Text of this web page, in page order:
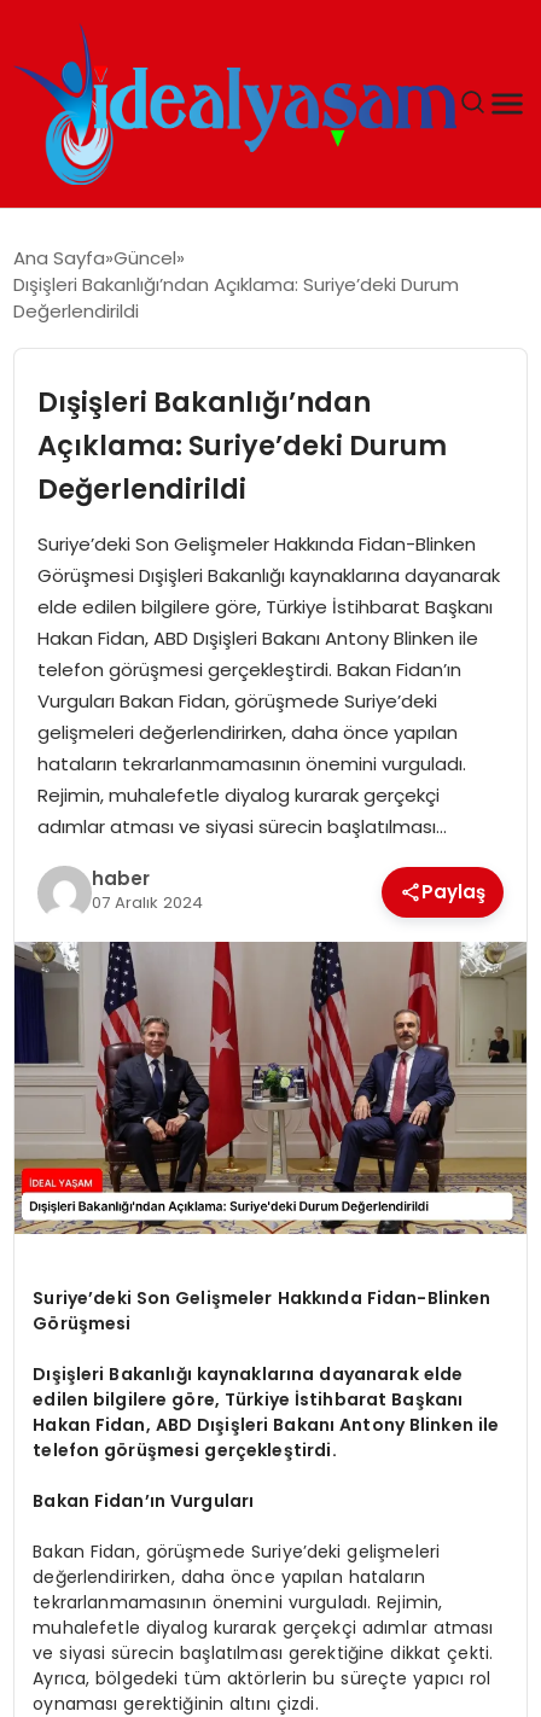
GÜNDEM
İDEAL YAŞAM
İDEAL SPOR
YAŞAM
MAGAZIN
SAĞLIK
SOSYAL HABER
Ana Sayfa Güncel
Dışişleri Bakanlığı’ndan Açıklama: Suriye’deki Durum
Değerlendirildi
Dışişleri Bakanlığı’ndan
Açıklama: Suriye’deki Durum
Değerlendirildi
Suriye’deki Son Gelişmeler Hakkında Fidan-Blinken
Görüşmesi Dışişleri Bakanlığı kaynaklarına dayanarak
elde edilen bilgilere göre, Türkiye İstihbarat Başkanı
Hakan Fidan, ABD Dışişleri Bakanı Antony Blinken ile
telefon görüşmesi gerçekleştirdi. Bakan Fidan’ın
Vurguları Bakan Fidan, görüşmede Suriye’deki
gelişmeleri değerlendirirken, daha önce yapılan
hataların tekrarlanmamasının önemini vurguladı.
Rejimin, muhalefetle diyalog kurarak gerçekçi
adımlar atması ve siyasi sürecin başlatılması…
haber
07 Aralık 2024 Paylaş
Suriye’deki Son Gelişmeler Hakkında Fidan-Blinken
Görüşmesi
Dışişleri Bakanlığı kaynaklarına dayanarak elde
edilen bilgilere göre, Türkiye İstihbarat Başkanı
Hakan Fidan, ABD Dışişleri Bakanı Antony Blinken ile
telefon görüşmesi gerçekleştirdi.
Bakan Fidan’ın Vurguları
Bakan Fidan, görüşmede Suriye’deki gelişmeleri
değerlendirirken, daha önce yapılan hataların
tekrarlanmamasının önemini vurguladı. Rejimin,
muhalefetle diyalog kurarak gerçekçi adımlar atması
ve siyasi sürecin başlatılması gerektiğine dikkat çekti.
Ayrıca, bölgedeki tüm aktörlerin bu süreçte yapıcı rol
oynaması gerektiğinin altını çizdi.